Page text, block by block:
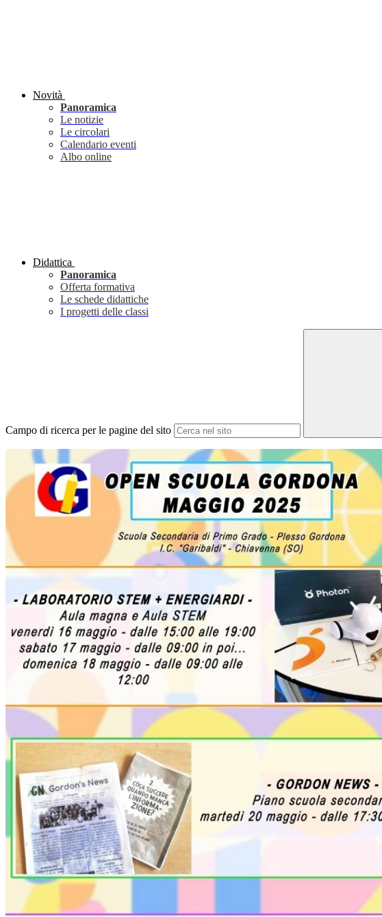
Novità
Panoramica
Le notizie
Le circolari
Calendario eventi
Albo online
Didattica
Panoramica
Offerta formativa
Le schede didattiche
I progetti delle classi
Campo di ricerca per le pagine del sito